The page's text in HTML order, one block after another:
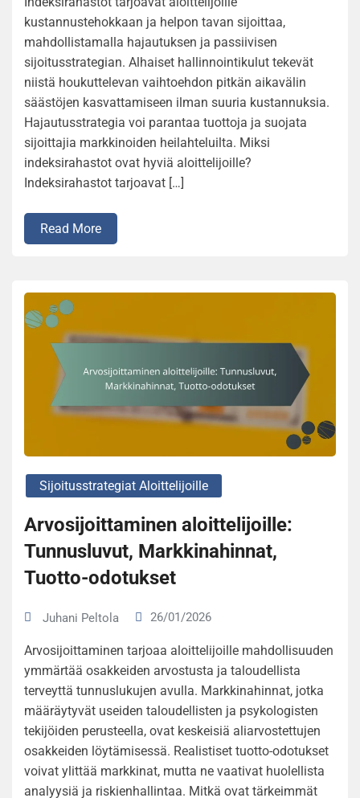
kustannustehokkaan ja helpon tavan sijoittaa,
mahdollistamalla hajautuksen ja passiivisen
sijoitusstrategian. Alhaiset hallinnointikulut tekevät
niistä houkuttelevan vaihtoehdon pitkän aikavälin
säästöjen kasvattamiseen ilman suuria kustannuksia.
Hajautusstrategia voi parantaa tuottoja ja suojata
sijoittajia markkinoiden heilahteluilta. Miksi
indeksirahastot ovat hyviä aloittelijoille?
Indeksirahastot tarjoavat […]
Read More
Sijoitusstrategiat Aloittelijoille
Arvosijoittaminen aloittelijoille:
Tunnusluvut, Markkinahinnat,
Tuotto-odotukset
Juhani Peltola 26/01/2026
Arvosijoittaminen tarjoaa aloittelijoille mahdollisuuden
ymmärtää osakkeiden arvostusta ja taloudellista
terveyttä tunnuslukujen avulla. Markkinahinnat, jotka
määräytyvät useiden taloudellisten ja psykologisten
tekijöiden perusteella, ovat keskeisiä aliarvostettujen
osakkeiden löytämisessä. Realistiset tuotto-odotukset
voivat ylittää markkinat, mutta ne vaativat huolellista
analyysiä ja riskienhallintaa. Mitkä ovat tärkeimmät